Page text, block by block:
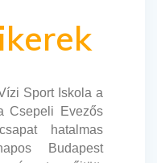
Sport Iskola a
Csepeli Evezős
hatalmas
Budapest